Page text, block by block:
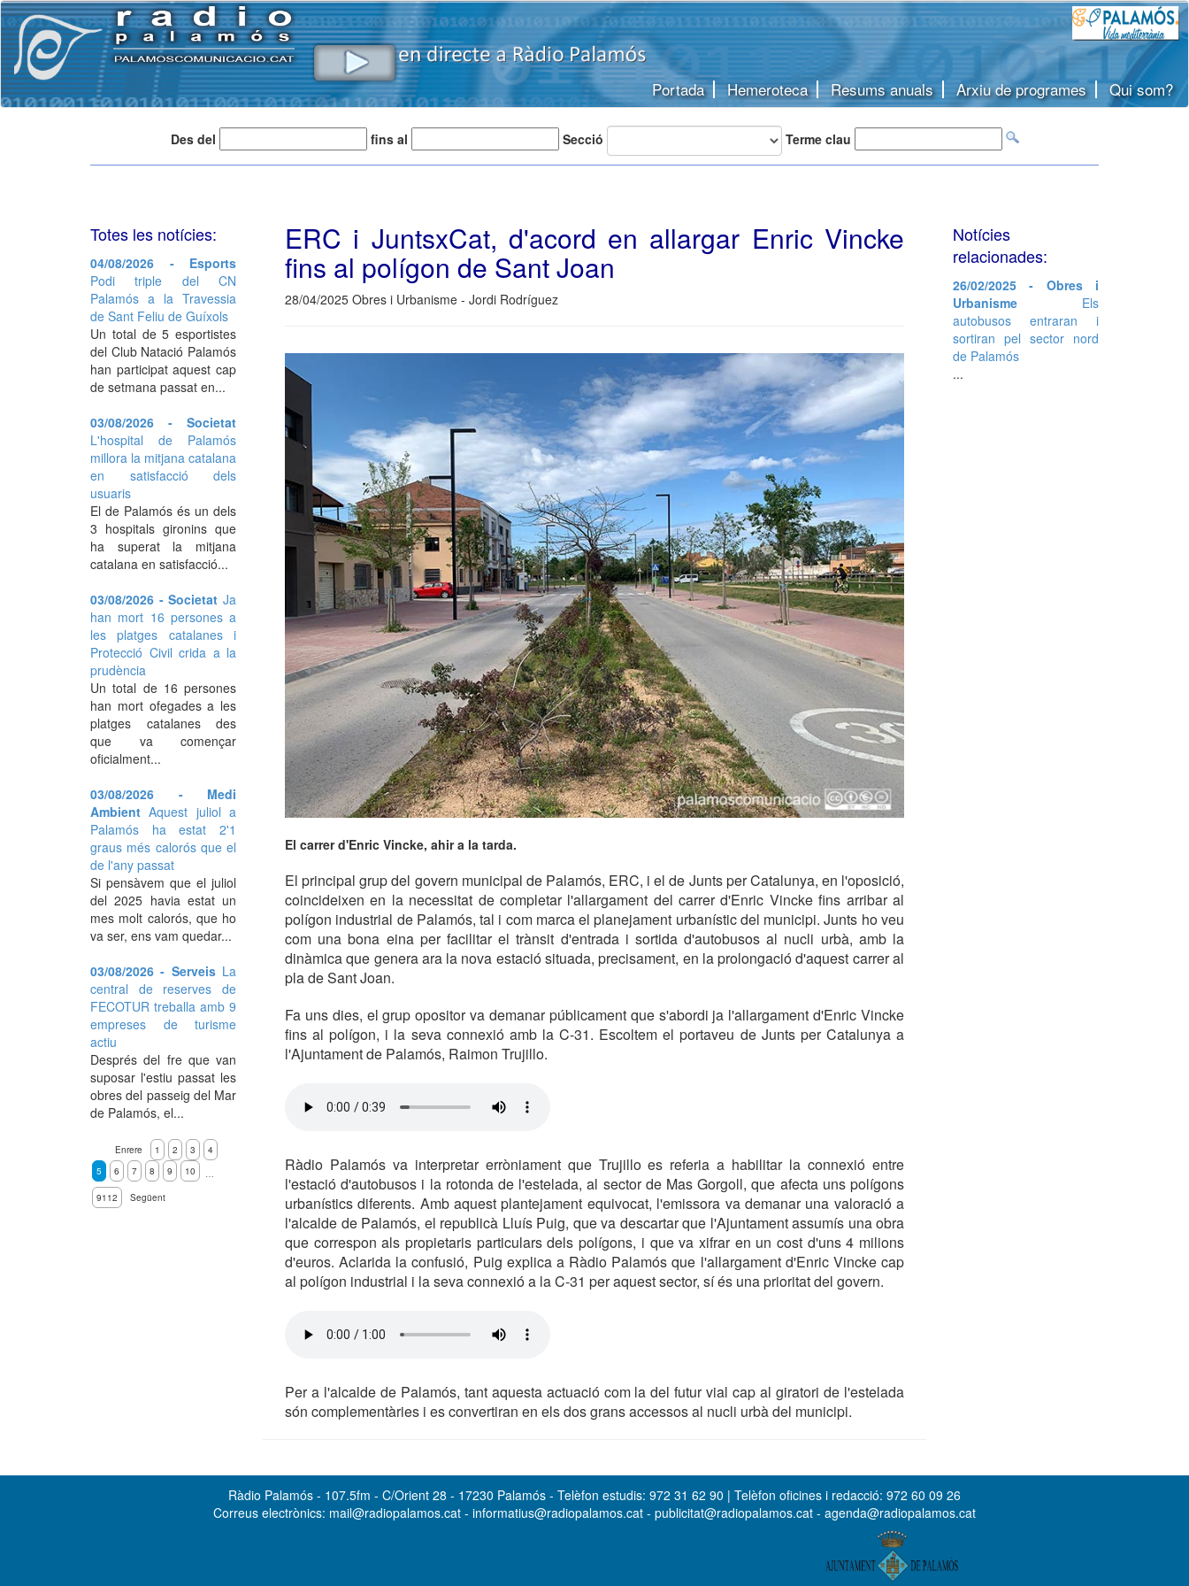
Portada Hemeroteca Resums anuals Arxiu de programes Qui som?
Des del fins al Secció Terme clau
ERC i JuntsxCat, d'acord en allargar Enric Vincke
fins al polígon de Sant Joan
28/04/2025 Obres i Urbanisme - Jordi Rodríguez
El carrer d'Enric Vincke, ahir a la tarda.
El principal grup del govern municipal de Palamós, ERC, i el de Junts per Catalunya, en l'oposició,
coincideixen en la necessitat de completar l'allargament del carrer d'Enric Vincke fins arribar al
polígon industrial de Palamós, tal i com marca el planejament urbanístic del municipi. Junts ho veu
com una bona eina per facilitar el trànsit d'entrada i sortida d'autobusos al nucli urbà, amb la
dinàmica que genera ara la nova estació situada, precisament, en la prolongació d'aquest carrer al
pla de Sant Joan.
Fa uns dies, el grup opositor va demanar públicament que s'abordi ja l'allargament d'Enric Vincke
fins al polígon, i la seva connexió amb la C-31. Escoltem el portaveu de Junts per Catalunya a
l'Ajuntament de Palamós, Raimon Trujillo.
Ràdio Palamós va interpretar erròniament que Trujillo es referia a habilitar la connexió entre
l'estació d'autobusos i la rotonda de l'estelada, al sector de Mas Gorgoll, que afecta uns polígons
urbanístics diferents. Amb aquest plantejament equivocat, l'emissora va demanar una valoració a
l'alcalde de Palamós, el republicà Lluís Puig, que va descartar que l'Ajuntament assumís una obra
que correspon als propietaris particulars dels polígons, i que va xifrar en un cost d'uns 4 milions
d'euros. Aclarida la confusió, Puig explica a Ràdio Palamós que l'allargament d'Enric Vincke cap
al polígon industrial i la seva connexió a la C-31 per aquest sector, sí és una prioritat del govern.
Per a l'alcalde de Palamós, tant aquesta actuació com la del futur vial cap al giratori de l'estelada
són complementàries i es convertiran en els dos grans accessos al nucli urbà del municipi.
Totes les notícies:
04/08/2026 - Esports
Podi triple del CN
Palamós a la Travessia
de Sant Feliu de Guíxols
Un total de 5 esportistes
del Club Natació Palamós
han participat aquest cap
de setmana passat en...
03/08/2026 - Societat
L'hospital de Palamós
millora la mitjana catalana
en satisfacció dels
usuaris
El de Palamós és un dels
3 hospitals gironins que
ha superat la mitjana
catalana en satisfacció...
03/08/2026 - Societat Ja
han mort 16 persones a
les platges catalanes i
Protecció Civil crida a la
prudència
Un total de 16 persones
han mort ofegades a les
platges catalanes des
que va començar
oficialment...
03/08/2026 - Medi
AmbientAquest juliol a
Palamós ha estat 2'1
graus més calorós que el
de l'any passat
Si pensàvem que el juliol
del 2025 havia estat un
mes molt calorós, que ho
va ser, ens vam quedar...
03/08/2026 - Serveis La
central de reserves de
FECOTUR treballa amb 9
empreses de turisme
actiu
Després del fre que van
suposar l'estiu passat les
obres del passeig del Mar
de Palamós, el...
Enrere 1 2 3
4
5
6 7 8 9 10
…
9112
Següent
Notícies
relacionades:
26/02/2025 - Obres i
Urbanisme Els
autobusos entraran i
sortiran pel sector nord
de Palamós
...
Ràdio Palamós - 107.5fm - C/Orient 28 - 17230 Palamós - Telèfon estudis: 972 31 62 90 | Telèfon oficines i redacció: 972 60 09 26
Correus electrònics: mail@radiopalamos.cat - informatius@radiopalamos.cat - publicitat@radiopalamos.cat - agenda@radiopalamos.cat